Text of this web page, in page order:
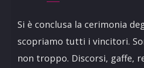
Si è conclusa la cerimonia
scopriamo tutti i vincitori.
non troppo. Discorsi, gaffe,